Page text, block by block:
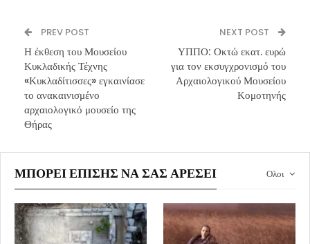
PREV POST
Η έκθεση του Μουσείου
Κυκλαδικής Τέχνης
«Κυκλαδίτισσες» εγκαινίασε
το ανακαινισμένο
αρχαιολογικό μουσείο της
Θήρας
NEXT POST
ΥΠΠΟ: Οκτώ εκατ. ευρώ
για τον εκσυγχρονισμό του
Αρχαιολογικού Μουσείου
Κομοτηνής
Ολοι
ΜΠΟΡΕΊ ΕΠΊΣΗΣ ΝΑ ΣΑΣ ΑΡΈΣΕΙ